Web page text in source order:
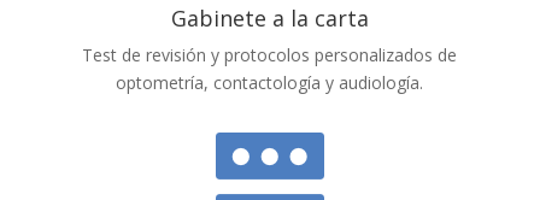
Gabinete a la carta
Test de revisión y protocolos personalizados de
optometría, contactología y audiología.